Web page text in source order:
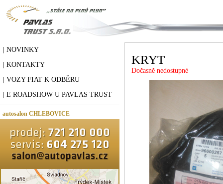
| NOVINKY
| KONTAKTY
| VOZY FIAT K ODBĚRU
| E ROADSHOW U PAVLAS TRUST
autosalon CHLEBOVICE
KRYT
Dočasně nedostupné